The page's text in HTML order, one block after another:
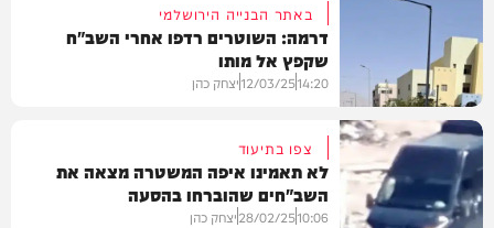
חדשות
באתר הבנייה הירושלמי
דרמה: השוטרים רדפו אחרי השב"ח
שקפץ אל מותו
14:20
12/03/25יצחק כהן
צפו בתיעוד
לא תאמינו איפה המשטרה מצאה את
השב"חים שהוברחו בהסעה
10:06
28/02/25יצחק כהן